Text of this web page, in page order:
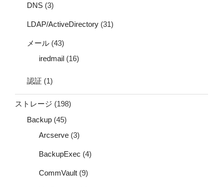
DNS (3)
LDAP/ActiveDirectory (31)
メール (43)
iredmail (16)
認証 (1)
ストレージ (198)
Backup (45)
Arcserve (3)
BackupExec (4)
CommVault (9)